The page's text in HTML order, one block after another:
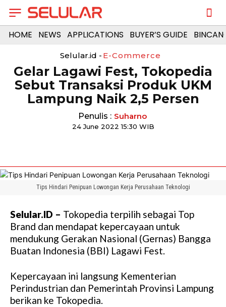
HOME NEWS APPLICATIONS BUYER’S GUIDE
Selular.id - E-Commerce
Gelar Lagawi Fest, Tokopedia
Sebut Transaksi Produk UKM
Lampung Naik 2,5 Persen
Penulis : Suharno
24 June 2022 15:30 WIB
Tips Hindari Penipuan Lowongan Kerja Perusahaan Teknologi
Selular.ID – Tokopedia terpilih sebagai Top
Brand dan mendapat kepercayaan untuk
mendukung Gerakan Nasional (Gernas) Bangga
Buatan Indonesia (BBI) Lagawi Fest.
Kepercayaan ini langsung Kementerian
Perindustrian dan Pemerintah Provinsi Lampung
berikan ke Tokopedia.